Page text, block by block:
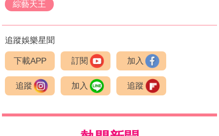
綜藝天王
追蹤娛樂星聞
下載APP 訂閱 加入
追蹤 加入 追蹤